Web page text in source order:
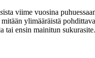
ista viime vuosina
ylimääräistä
tai ensin mainitun